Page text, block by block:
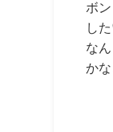
ボ
し
な
か